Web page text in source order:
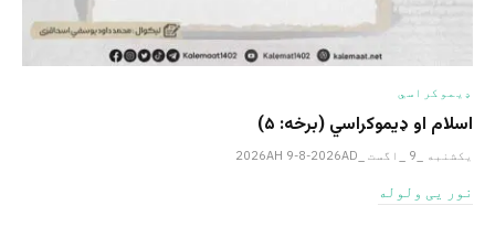
ډیموکراسي
اسلام او ډیموکراسي (برخه: ۵)
یکشنبه _9 _اگست _2026AH 9-8-2026AD
نور یی ولوله